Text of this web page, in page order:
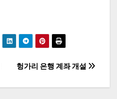
헝가리 은행 계좌 개설